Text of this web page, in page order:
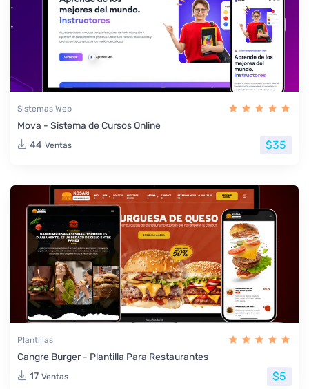
Sistemas Web
Mova - Sistema de Cursos Online
44 Ventas $35
Plantillas
Cangre Burger - Plantilla Para Restaurantes
17 Ventas $5